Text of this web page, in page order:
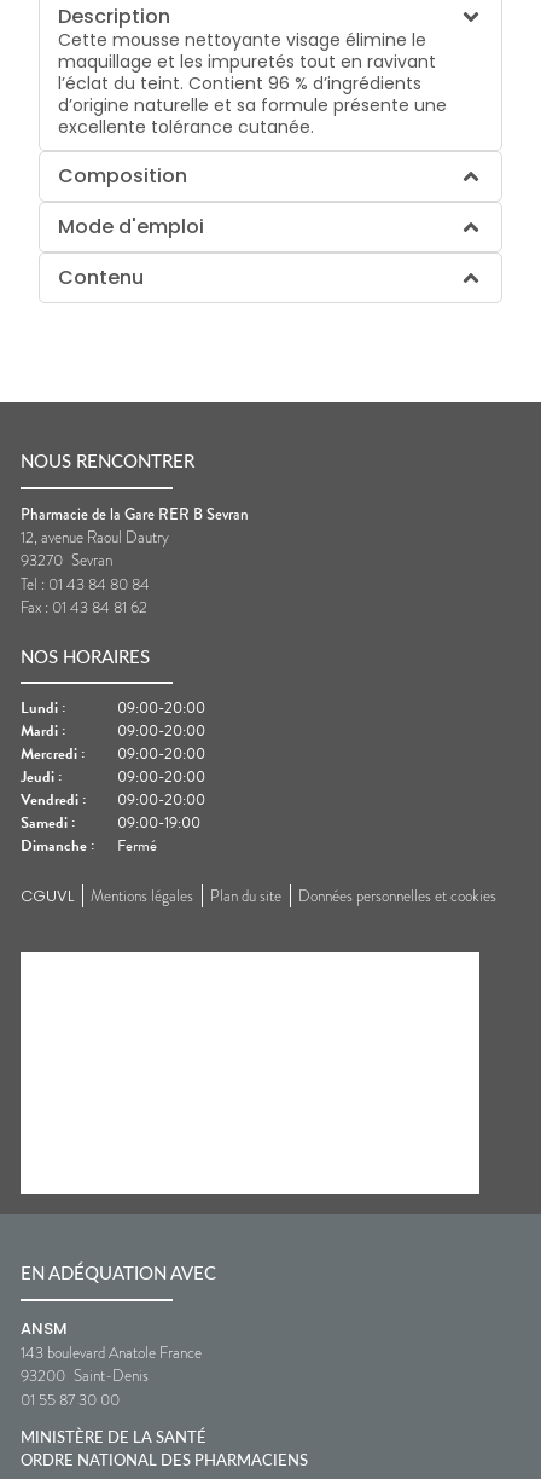
Description
Cette mousse nettoyante visage élimine le
maquillage et les impuretés tout en ravivant
l’éclat du teint. Contient 96 % d’ingrédients
d’origine naturelle et sa formule présente une
excellente tolérance cutanée.
Composition
Mode d'emploi
Contenu
NOUS RENCONTRER
Pharmacie de la Gare RER B Sevran
12, avenue Raoul Dautry
93270 Sevran
Tel : 01 43 84 80 84
Fax : 01 43 84 81 62
NOS HORAIRES
Lundi :
09:00-20:00
Mardi :
09:00-20:00
Mercredi :
09:00-20:00
Jeudi :
09:00-20:00
Vendredi :
09:00-20:00
Samedi :
09:00-19:00
Dimanche : Fermé
CGUVL Mentions légales Plan du site Données personnelles et cookies
EN ADÉQUATION AVEC
ANSM
143 boulevard Anatole France
93200 Saint-Denis
01 55 87 30 00
MINISTÈRE DE LA SANTÉ
ORDRE NATIONAL DES PHARMACIENS